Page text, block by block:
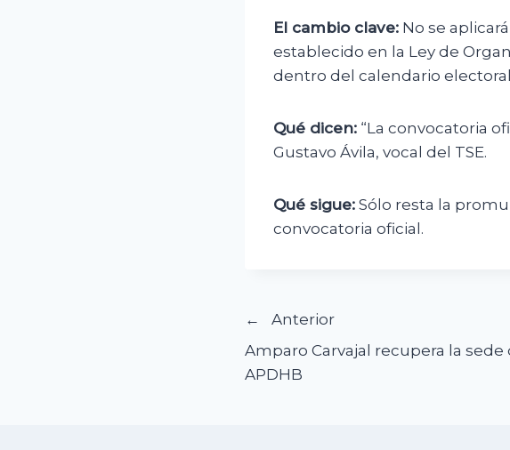
El cambio clave: No se
establecido en la Ley de
dentro del calendario
Qué dicen: “La convocatoria
Gustavo Ávila, vocal del TSE.
Qué sigue: Sólo resta la
convocatoria oficial.
Navegación
de
Anterior
Amparo Carvajal recupera la sede
APDHB